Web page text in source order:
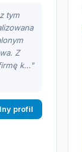
tym
Z
k..."
profil